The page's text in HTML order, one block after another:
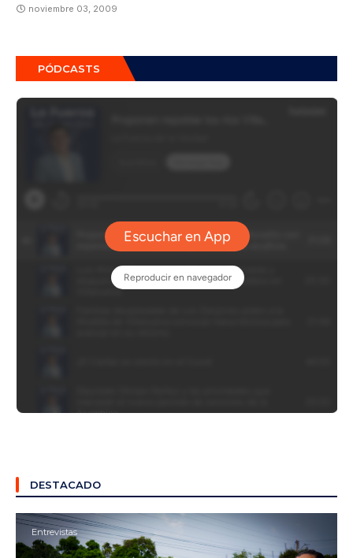
noviembre 03, 2009
PÓDCASTS
DESTACADO
Entrevistas